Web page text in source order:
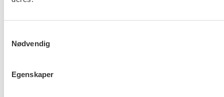
Nødvendig
Egenskaper
About us (English)